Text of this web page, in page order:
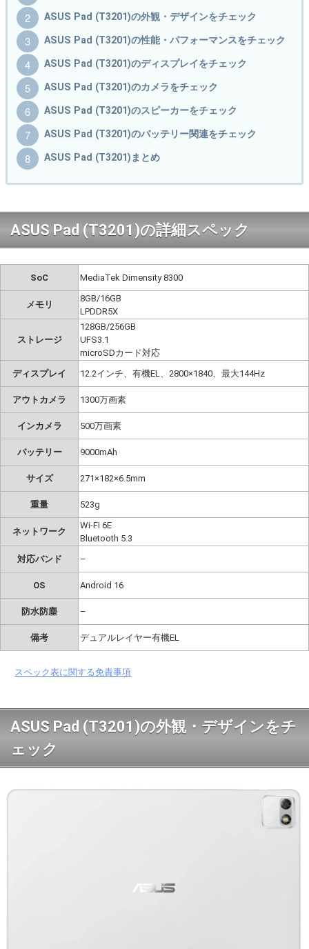
ASUS Pad (T3201)の外観・デザインをチェック
ASUS Pad (T3201)の性能・パフォーマンスをチェック
ASUS Pad (T3201)のディスプレイをチェック
ASUS Pad (T3201)のカメラをチェック
ASUS Pad (T3201)のスピーカーをチェック
ASUS Pad (T3201)のバッテリー関連をチェック
ASUS Pad (T3201)まとめ
ASUS Pad (T3201)の詳細スペック
SoC MediaTek Dimensity 8300
メモリ
8GB/16GB
LPDDR5X
ストレージ
128GB/256GB
UFS3.1
microSDカード対応
ディスプレイ
12.2インチ、有機EL、2800×1840、最大144Hz
アウトカメラ 1300万画素
インカメラ 500万画素
バッテリー 9000mAh
サイズ 271×182×6.5mm
重量 523g
ネットワーク
Wi-Fi 6E
Bluetooth 5.3
対応バンド
–
OS Android 16
防水防塵 –
備考 デュアルレイヤー有機EL
スペック表に関する免責事項
ASUS Pad (T3201)の外観・デザインをチ
ェック